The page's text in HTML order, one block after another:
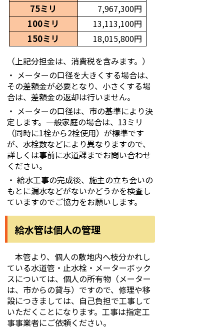
75ミリ
7,967,300円
100ミリ
13,113,100円
150ミリ
18,015,800円
（上記分担金は、消費税を含みます。）
・ メーターの口径を大きくする場合は、
その差額金が必要となり、小さくする場
合は、差額金の返却は行いません。
・ メーターの口径は、市の基準により決
定します。一般家庭の場合は、13ミリ
（同時に1栓から2栓使用）が標準です
が、水栓数などにより異なりますので、
詳しくは事前に水道課までお問い合わせ
ください。
・ 給水工事の完成後、施主の立ち会いの
もとに漏水などがないかどうかを検査し
ていますのでご協力をお願いします。
給水管は個人の管理
本管より、個人の敷地内へ枝分かれし
ている水道管・止水栓・メーターボック
スについては、個人の所有物（メーター
は、市からの貸与）ですので、修理や移
設につきましては、自己負担で工事して
いただくことになります。工事は指定工
事事業者にご依頼ください。